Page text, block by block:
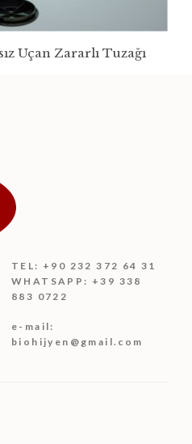
Uçan Zararlı Tuzağı
TEL: +90 232 372 64 31
WHATSAPP: +39 338
883 0722
e-mail:
biohijyen@gmail.com